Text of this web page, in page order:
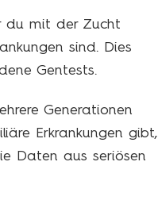
du mit der Zucht
sind. Dies
Gentests.
Generationen
Erkrankungen gibt,
Daten aus seriösen